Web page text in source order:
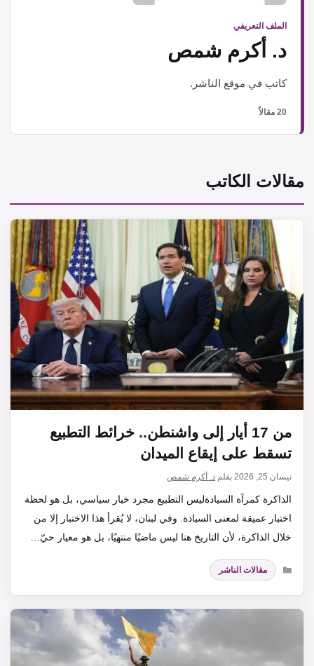
الملف التعريفي
د. أكرم شمص
كاتب في موقع الناشر.
20 مقالاً
مقالات الكاتب
من 17 أيار إلى واشنطن.. خرائط التطبيع
تسقط على إيقاع الميدان
نيسان 25, 2026 بقلم د. أكرم شمص
الذاكرة كمرآة السيادةليس التطبيع مجرد خيار سياسي، بل هو لحظة
اختبار عميقة لمعنى السيادة. وفي لبنان، لا يُقرأ هذا الاختبار إلا من
خلال الذاكرة، لأن التاريخ هنا ليس ماضيًا منتهيًا، بل هو معيار حيّ…
التصنيفات
مقالات الناشر